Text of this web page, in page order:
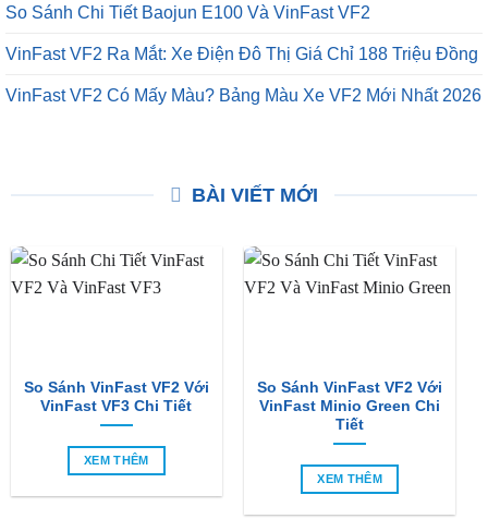
So Sánh Chi Tiết Baojun E100 Và VinFast VF2
VinFast VF2 Ra Mắt: Xe Điện Đô Thị Giá Chỉ 188 Triệu Đồng
VinFast VF2 Có Mấy Màu? Bảng Màu Xe VF2 Mới Nhất 2026
BÀI VIẾT MỚI
So Sánh VinFast VF2 Với
VinFast VF3 Chi Tiết
XEM THÊM
So Sánh VinFast VF2 Với
VinFast Minio Green Chi
Tiết
XEM THÊM